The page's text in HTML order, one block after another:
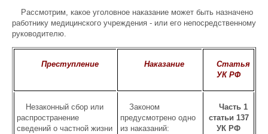
Рассмотрим, какое уголовное наказание может быть назначено
работнику медицинского учреждения - или его непосредственному
руководителю.
Преступление Наказание
Статья
УК РФ
Незаконный сбор или
распространение
сведений о частной жизни
Законом
предусмотрено одно
из наказаний:
Часть 1
статьи 137
УК РФ